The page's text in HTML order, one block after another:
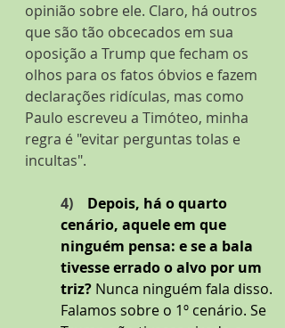
opinião sobre ele. Claro, há outros
que são tão obcecados em sua
oposição a Trump que fecham os
olhos para os fatos óbvios e fazem
declarações ridículas, mas como
Paulo escreveu a Timóteo, minha
regra é "evitar perguntas tolas e
incultas".
4)
Depois, há o quarto
cenário, aquele em que
ninguém pensa: e se a bala
tivesse errado o alvo por um
triz? Nunca ninguém fala disso.
Falamos sobre o 1º cenário. Se